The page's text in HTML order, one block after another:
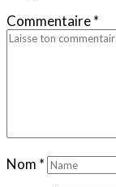
Commentaire*
Nom *